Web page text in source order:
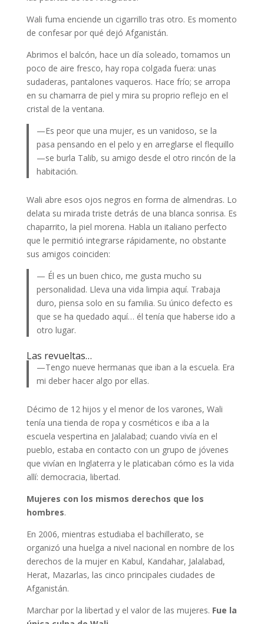
Wali fuma enciende un cigarrillo tras otro. Es momento
de confesar por qué dejó Afganistán.
Abrimos el balcón, hace un día soleado, tomamos un
poco de aire fresco, hay ropa colgada fuera: unas
sudaderas, pantalones vaqueros. Hace frío; se arropa
en su chamarra de piel y mira su proprio reflejo en el
cristal de la ventana.
—Es peor que una mujer, es un vanidoso, se la
pasa pensando en el pelo y en arreglarse el flequillo
—se burla Talib, su amigo desde el otro rincón de la
habitación.
Wali abre esos ojos negros en forma de almendras. Lo
delata su mirada triste detrás de una blanca sonrisa. Es
chaparrito, la piel morena. Habla un italiano perfecto
que le permitió integrarse rápidamente, no obstante
sus amigos coinciden:
— Él es un buen chico, me gusta mucho su
personalidad. Lleva una vida limpia aquí. Trabaja
duro, piensa solo en su familia. Su único defecto es
que se ha quedado aquí… él tenía que haberse ido a
otro lugar.
Las revueltas…
—Tengo nueve hermanas que iban a la escuela. Era
mi deber hacer algo por ellas.
Décimo de 12 hijos y el menor de los varones, Wali
tenía una tienda de ropa y cosméticos e iba a la
escuela vespertina en Jalalabad; cuando vivía en el
pueblo, estaba en contacto con un grupo de jóvenes
que vivían en Inglaterra y le platicaban cómo es la vida
allí: democracia, libertad.
Mujeres con los mismos derechos que los
hombres.
En 2006, mientras estudiaba el bachillerato, se
organizó una huelga a nivel nacional en nombre de los
derechos de la mujer en Kabul, Kandahar, Jalalabad,
Herat, Mazarlas, las cinco principales ciudades de
Afganistán.
Marchar por la libertad y el valor de las mujeres. Fue la